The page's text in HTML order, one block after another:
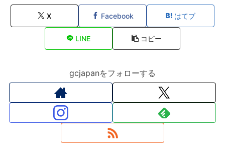
X Facebook はてブ
LINE コピー
gcjapanをフォローする